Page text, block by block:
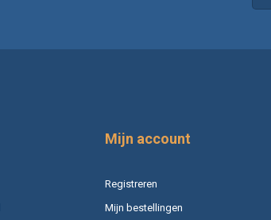
Mijn account
Registreren
Mijn bestellingen